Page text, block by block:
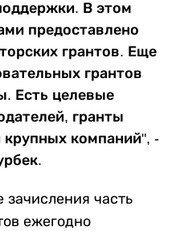
В этом
предоставлено
грантов. Еще
грантов
Есть целевые
гранты
компаний", -
часть
ежегодно